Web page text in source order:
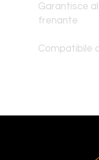
Garantisce
frenante
Compatibile